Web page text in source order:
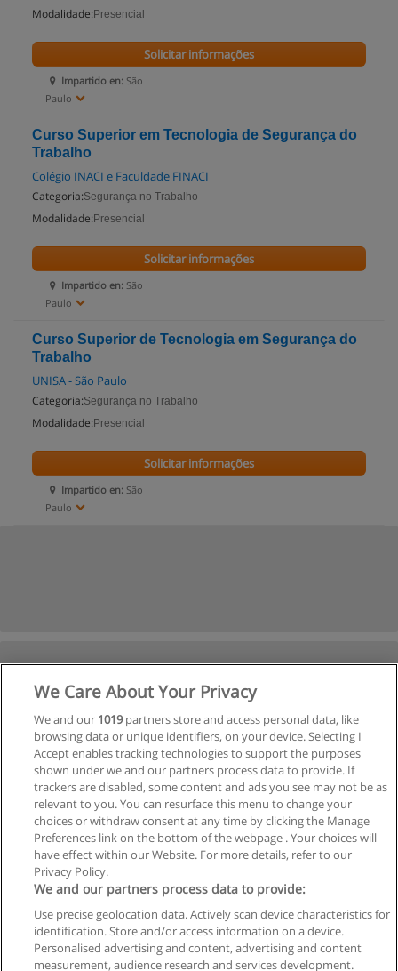
Modalidade: Presencial
Impartido en: São
Paulo
Solicitar informações
Curso Superior em Tecnologia de Segurança do
Trabalho
Colégio INACI e Faculdade FINACI
Categoria:Segurança no Trabalho
Modalidade: Presencial
Impartido en: São
Paulo
Solicitar informações
Curso Superior de Tecnologia em Segurança do
Trabalho
UNISA - São Paulo
Categoria:Segurança no Trabalho
Modalidade: Presencial
Impartido en: São
Paulo
Solicitar informações
Regras de uso
Privacidade de dados
We Care About Your Privacy
We and our 1019partners store and access personal data, like
browsing data or unique identifiers, on your device. Selecting I
Accept enables tracking technologies to support the purposes
shown under we and our partners process data to provide. If
trackers are disabled, some content and ads you see may not be as
relevant to you. You can resurface this menu to change your
choices or withdraw consent at any time by clicking the Manage
Preferences link on the bottom of the webpage . Your choices will
have effect within our Website. For more details, refer to our
Privacy Policy.
We and our partners process data to provide:
Use precise geolocation data. Actively scan device characteristics for
identification. Store and/or access information on a device.
Personalised advertising and content, advertising and content
measurement, audience research and services development.